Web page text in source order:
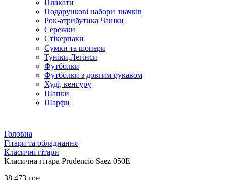
Плакати
Подарункові набори значків
Рок-атрибутика Чашки
Сережки
Стікерпаки
Сумки та шопери
Туніки,Легінси
Футболки
Футболки з довгим рукавом
Худі, кенгуру
Шапки
Шарфи
Головна
Гітари та обладнання
Класичні гітари
Класична гітара Prudencio Saez 050E
38 473 грн